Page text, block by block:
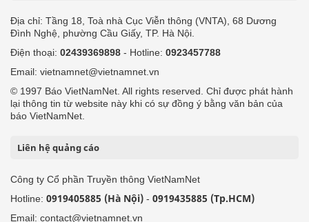
Địa chỉ: Tầng 18, Toà nhà Cục Viễn thông (VNTA), 68 Dương
Đình Nghệ, phường Cầu Giấy, TP. Hà Nội.
Điện thoại: 02439369898 - Hotline: 0923457788
Email: vietnamnet@vietnamnet.vn
© 1997 Báo VietNamNet. All rights reserved. Chỉ được phát hành
lại thông tin từ website này khi có sự đồng ý bằng văn bản của
báo VietNamNet.
Liên hệ quảng cáo
Công ty Cổ phần Truyền thông VietNamNet
Hotline: 0919405885 (Hà Nội) - 0919435885 (Tp.HCM)
Email: contact@vietnamnet.vn